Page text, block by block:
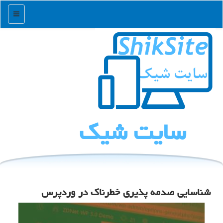
منو
سایت شیك
شناسایی صدمه پذیری خطرناك در وردپرس